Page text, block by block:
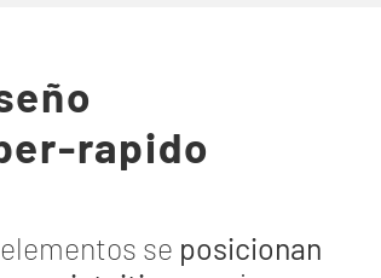
rapido
se posicionan